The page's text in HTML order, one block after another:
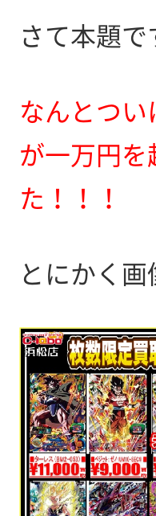
さて本題で
なんとつ
が一万円を
た！！！
とにかく